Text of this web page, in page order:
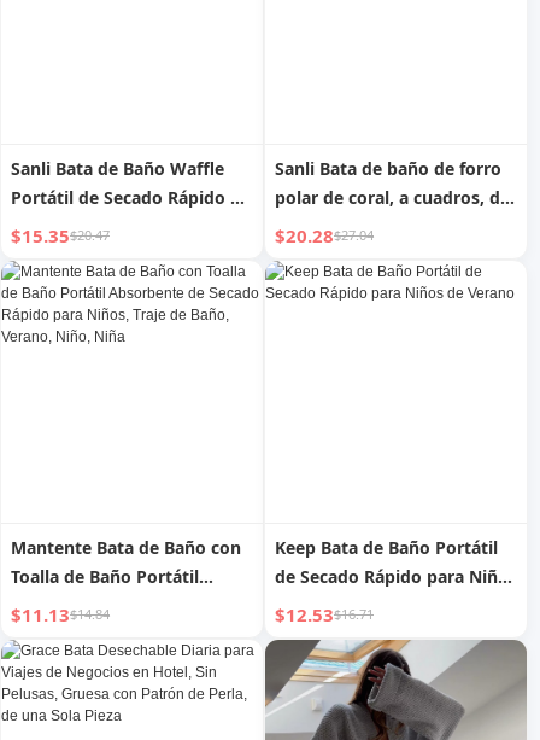
Sanli Bata de Baño Waffle
Portátil de Secado Rápido de
Verano para Mujer
$15.35$20.47
Sanli Bata de baño de forro
polar de coral, a cuadros, de
otoño e invierno, para
mujer, nueva, absorbente de
agua, secado rápido, para
$20.28$27.04
Mantente Bata de Baño con
Toalla de Baño Portátil
Absorbente de Secado
Rápido para Niños, Traje de
Baño, Verano, Niño, Niña
$11.13$14.84
Keep Bata de Baño Portátil
de Secado Rápido para Niños
de Verano
$12.53$16.71